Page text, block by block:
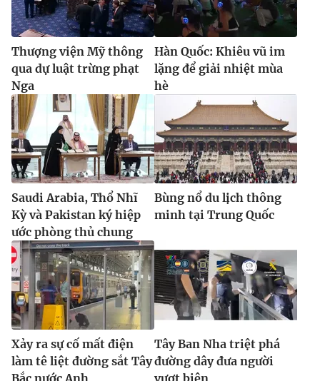
® Cấm sao chép dưới mọi hình thức nếu không có sự chấp
thuận bằng văn bản. Ghi rõ nguồn VTV.vn khi phát hành lại
thông tin từ website này.
Thượng viện Mỹ thông
qua dự luật trừng phạt
Nga
Hàn Quốc: Khiêu vũ im
lặng để giải nhiệt mùa
hè
Saudi Arabia, Thổ Nhĩ
Kỳ và Pakistan ký hiệp
ước phòng thủ chung
Bùng nổ du lịch thông
minh tại Trung Quốc
Xảy ra sự cố mất điện
làm tê liệt đường sắt Tây
Bắc nước Anh
Tây Ban Nha triệt phá
đường dây đưa người
vượt biên